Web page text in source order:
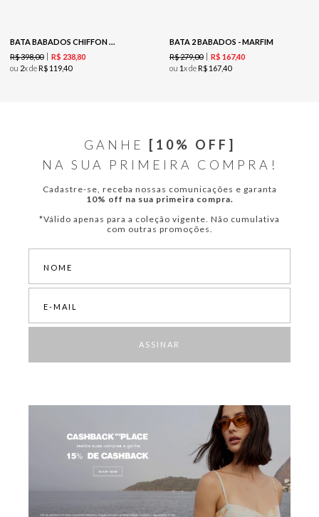
BATA BABADOS CHIFFON - PRETO
R$398,00 R$ 23880
ou 2x deR$ 11940
BATA 2 BABADOS - MARFIM
R$279,00 R$ 167,40
ou 1x deR$ 16740
GANHE
[10% OFF]
NA SUA PRIMEIRA COMPRA!
Cadastre-se, receba nossas comunicações e garanta
10% off na sua primeira compra.
*Válido apenas para a coleção vigente. Não cumulativa
com outras promoções.
ASSINAR